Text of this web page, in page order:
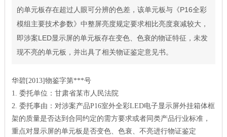
的单元板存在超过人眼可分辨的色差，该单元板与《P16全彩
模组主要技术参数》中整屏亮度规定要求相比亮度衰减较大，
即涉案LED显示屏的单元板存在变色、色衰的物证特征，未发
现不亮的单元板，并出具了相关物证鉴定意见书。
华碧[2013]物鉴字第***号
1. 委托单位：甘肃省某市人民法院
2. 委托事由：对涉案产品P16室外全彩LED电子显示屏外挂箱体框
架的质量是否达到合同约定的需方要求或者同类产品行业标准，
重点对显示屏的单元板是否变色、色衰、不亮进行物证鉴定